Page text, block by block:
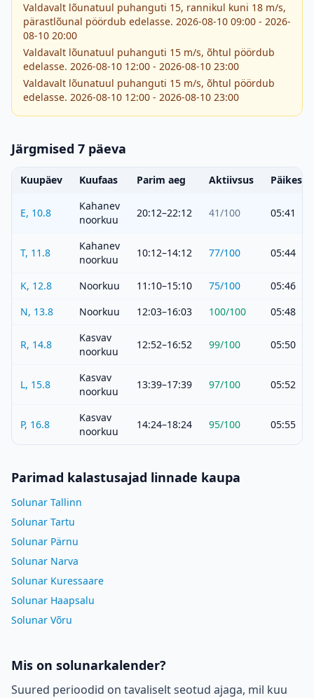
Valdavalt lõunatuul puhanguti 15, rannikul kuni 18 m/s,
pärastlõunal pöördub edelasse. 2026-08-10 09:00 - 2026-
08-10 20:00
Valdavalt lõunatuul puhanguti 15 m/s, õhtul pöördub
edelasse. 2026-08-10 12:00 - 2026-08-10 23:00
Valdavalt lõunatuul puhanguti 15 m/s, õhtul pöördub
edelasse. 2026-08-10 12:00 - 2026-08-10 23:00
Järgmised 7 päeva
Kuupäev Kuufaas Parim aeg Aktiivsus
E, 10.8
Kahanev
noorkuu
20:12–22:12 41/100 05:41
T, 11.8
Kahanev
noorkuu
10:12–14:12 77/100 05:44
K, 12.8 Noorkuu 11:10–15:10 75/100
05:46
N, 13.8
Noorkuu 12:03–16:03 100/100 05:48
R, 14.8
Kasvav
noorkuu
12:52–16:52 99/100 05:50
L, 15.8
Kasvav
noorkuu
13:39–17:39 97/100 05:52
P, 16.8
Kasvav
noorkuu
14:24–18:24 95/100 05:55
Parimad kalastusajad linnade kaupa
Solunar Tallinn
Solunar Tartu
Solunar Pärnu
Solunar Narva
Solunar Kuressaare
Solunar Haapsalu
Solunar Võru
Mis on solunarkalender?
Suured perioodid on tavaliselt seotud ajaga, mil kuu